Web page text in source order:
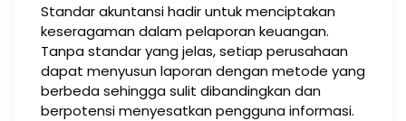
Standar akuntansi hadir untuk menciptakan
keseragaman dalam pelaporan keuangan.
Tanpa standar yang jelas, setiap perusahaan
dapat menyusun laporan dengan metode yang
berbeda sehingga sulit dibandingkan dan
berpotensi menyesatkan pengguna informasi.